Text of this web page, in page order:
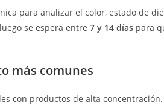
para analizar el color, estado de
se espera entre 7 y 14 días para
más comunes
con productos de alta concentración.